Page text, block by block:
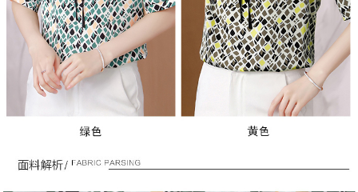
恩沛科技股份有限公司將有權停止該用戶之使用額度並採取法律行動。
離島-郵局寄送
每筆NT$90，滿NT$699(含以上)免運費
國家/地區配送 查看運費